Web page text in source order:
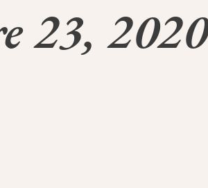
23, 2020